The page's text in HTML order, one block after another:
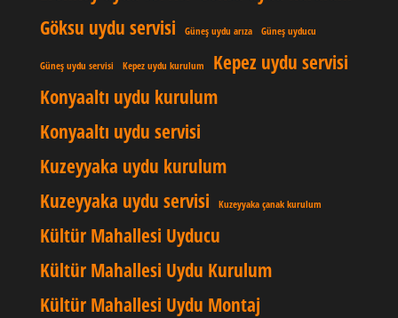
Göksu uydu servisi
Güneş uydu arıza Güneş uyducu
Güneş uydu servisi Kepez uydu kurulum
Kepez uydu servisi
Konyaaltı uydu kurulum
Konyaaltı uydu servisi
Kuzeyyaka uydu kurulum
Kuzeyyaka uydu servisi
Kuzeyyaka çanak kurulum
Kültür Mahallesi Uyducu
Kültür Mahallesi Uydu Kurulum
Kültür Mahallesi Uydu Montaj